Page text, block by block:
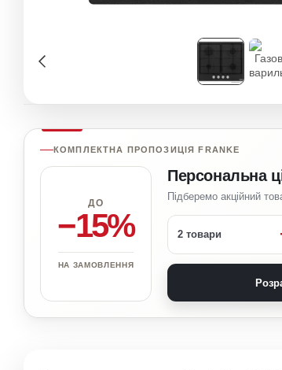
КОМПЛЕКТНА ПРОПОЗИЦІЯ FRANKE
ДО
−15%
НА ЗАМОВЛЕННЯ
Персональна
Підберемо акційний
2 товари